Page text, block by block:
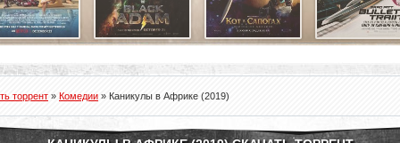
торрент » Комедии » Каникулы в Африке (2019)